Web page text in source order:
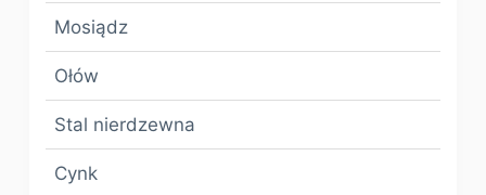
Mosiądz
Ołów
Stal nierdzewna
Cynk